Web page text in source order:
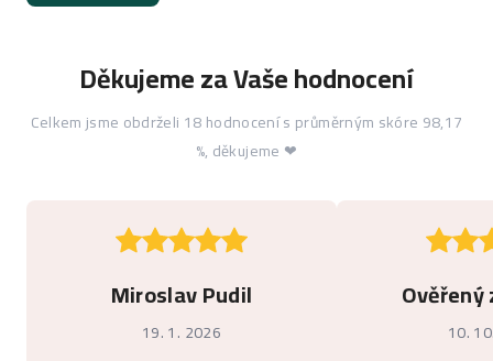
Děkujeme za Vaše hodnocení
Celkem jsme obdrželi 18 hodnocení s průměrným skóre 98,17
%, děkujeme ❤
Miroslav Pudil
19. 1. 2026
10.